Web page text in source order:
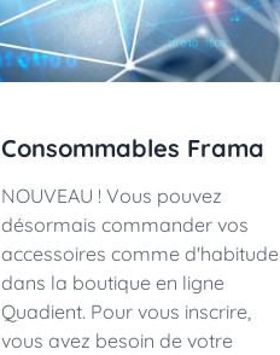
Consommables Frama
NOUVEAU ! Vous pouvez
désormais commander vos
accessoires comme d'habitude
dans la boutique en ligne
Quadient. Pour vous inscrire,
vous avez besoin de votre